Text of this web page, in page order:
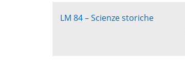
LM 84 – Scienze storiche